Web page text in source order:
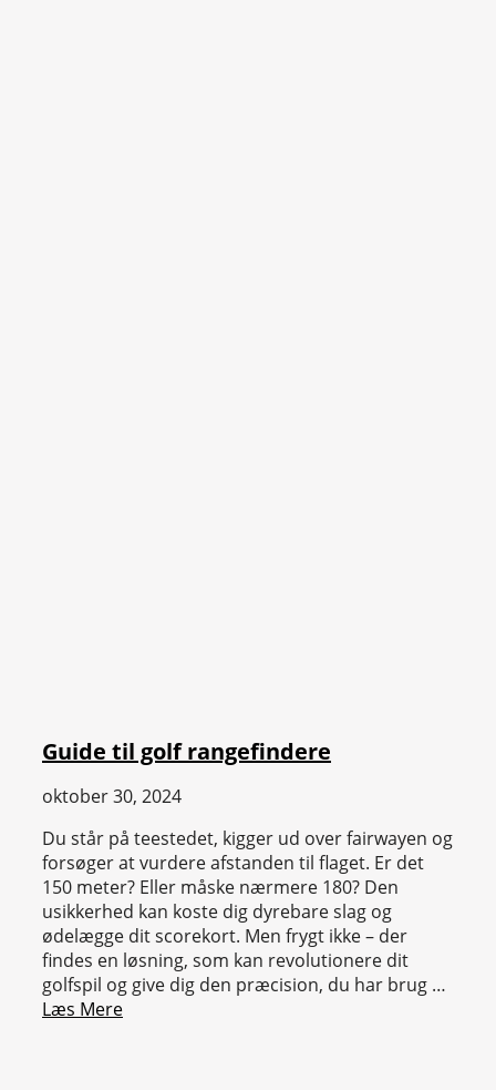
Guide til golf rangefindere
oktober 30, 2024
Du står på teestedet, kigger ud over fairwayen og
forsøger at vurdere afstanden til flaget. Er det
150 meter? Eller måske nærmere 180? Den
usikkerhed kan koste dig dyrebare slag og
ødelægge dit scorekort. Men frygt ikke – der
findes en løsning, som kan revolutionere dit
golfspil og give dig den præcision, du har brug …
Læs Mere